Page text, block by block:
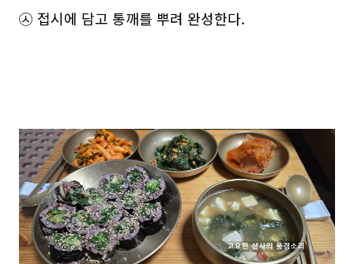
㉦ 접시에 담고 통깨를 뿌려 완성한다.